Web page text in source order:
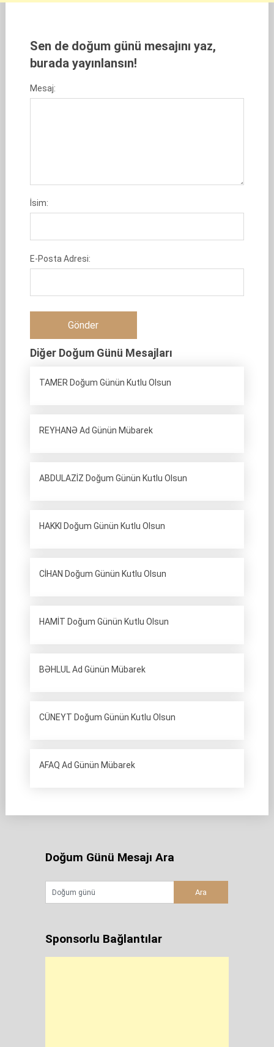
Sen de doğum günü mesajını yaz,
burada yayınlansın!
Mesaj:
İsim:
E-Posta Adresi:
Diğer Doğum Günü Mesajları
TAMER Doğum Günün Kutlu Olsun
REYHANƏ Ad Günün Mübarek
ABDULAZİZ Doğum Günün Kutlu Olsun
HAKKI Doğum Günün Kutlu Olsun
CİHAN Doğum Günün Kutlu Olsun
HAMİT Doğum Günün Kutlu Olsun
BƏHLUL Ad Günün Mübarek
CÜNEYT Doğum Günün Kutlu Olsun
AFAQ Ad Günün Mübarek
Doğum Günü Mesajı Ara
Sponsorlu Bağlantılar